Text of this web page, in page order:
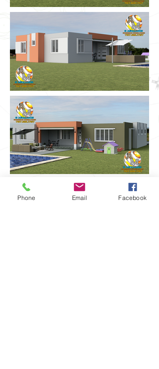
Phone Email Facebook